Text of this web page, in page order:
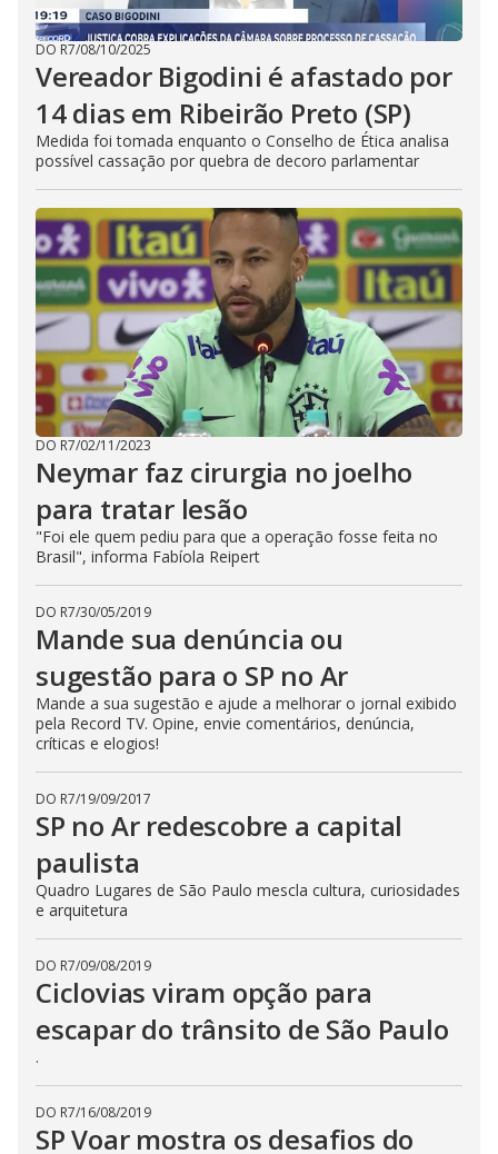
DO R7/08/10/2025
Vereador Bigodini é afastado por
14 dias em Ribeirão Preto (SP)
Medida foi tomada enquanto o Conselho de Ética analisa
possível cassação por quebra de decoro parlamentar
DO R7/02/11/2023
Neymar faz cirurgia no joelho
para tratar lesão
"Foi ele quem pediu para que a operação fosse feita no
Brasil", informa Fabíola Reipert
DO R7/30/05/2019
Mande sua denúncia ou
sugestão para o SP no Ar
Mande a sua sugestão e ajude a melhorar o jornal exibido
pela Record TV. Opine, envie comentários, denúncia,
críticas e elogios!
DO R7/19/09/2017
SP no Ar redescobre a capital
paulista
Quadro Lugares de São Paulo mescla cultura, curiosidades
e arquitetura
DO R7/09/08/2019
Ciclovias viram opção para
escapar do trânsito de São Paulo
.
DO R7/16/08/2019
SP Voar mostra os desafios do